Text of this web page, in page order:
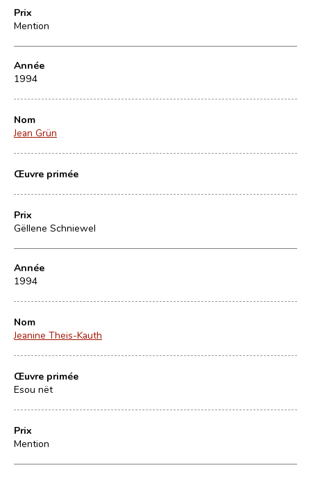
Prix
Mention
Année
1994
Nom
Jean Grün
Œuvre primée
Prix
Gëllene Schniewel
Année
1994
Nom
Jeanine Theis-Kauth
Œuvre primée
Esou nët
Prix
Mention